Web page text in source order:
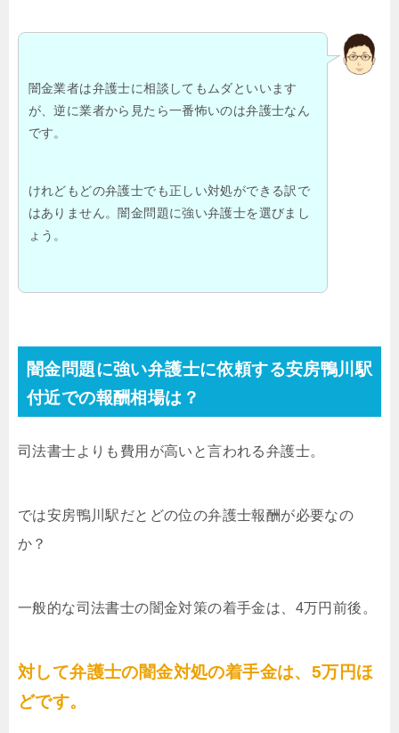
闇金業者は弁護士に相談してもムダといいます
が、逆に業者から見たら一番怖いのは弁護士なん
です。
けれどもどの弁護士でも正しい対処ができる訳で
はありません。闇金問題に強い弁護士を選びまし
ょう。
闇金問題に強い弁護士に依頼する安房鴨川駅
付近での報酬相場は？
司法書士よりも費用が高いと言われる弁護士。
では安房鴨川駅だとどの位の弁護士報酬が必要なの
か？
一般的な司法書士の闇金対策の着手金は、4万円前後。
対して弁護士の闇金対処の着手金は、5万円ほ
どです。